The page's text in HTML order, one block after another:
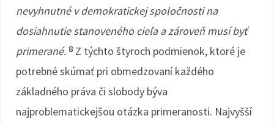
nevyhnutné v demokratickej spoločnosti na
dosiahnutie stanoveného cieľa a zároveň musí byť
primerané. 8 Z týchto štyroch podmienok, ktoré je
potrebné skúmať pri obmedzovaní každého
základného práva či slobody býva
najproblematickejšou otázka primeranosti. Najvyšší